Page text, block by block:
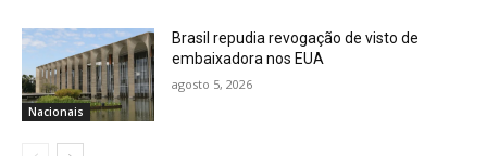
Nacionais
Brasil repudia revogação de visto de
embaixadora nos EUA
agosto 5, 2026